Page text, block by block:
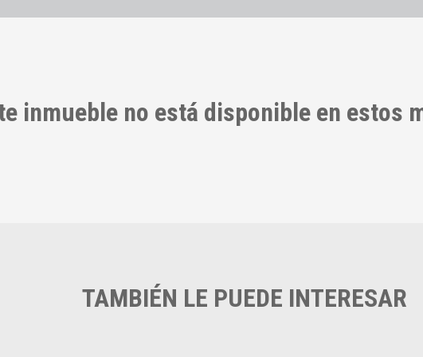
inmueble no está disponible en estos
TAMBIÉN LE PUEDE INTERESAR